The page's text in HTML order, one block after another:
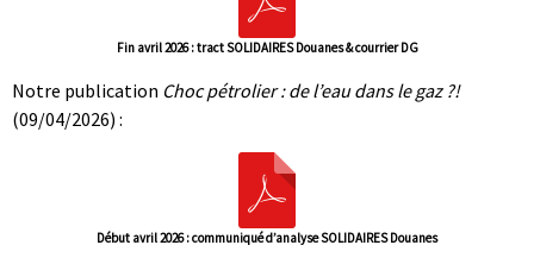
Fin avril 2026 : tract SOLIDAIRES Douanes & courrier DG
Notre publication Choc pétrolier : de l’eau dans le gaz ?!
(09/04/2026) :
Début avril 2026 : communiqué d’analyse SOLIDAIRES Douanes